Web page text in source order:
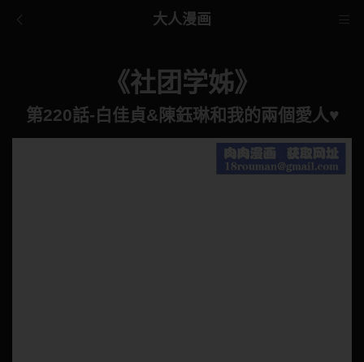
大人漫画
《社团学姊》
第220話-白佳貞&陳鈺琳和我的兩個愛人♥